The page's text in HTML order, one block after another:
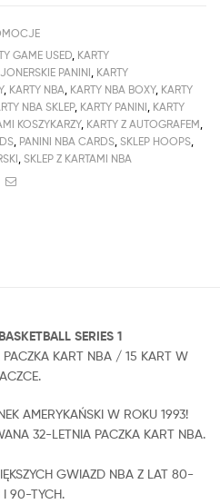
GAME USED, KARTY
PANINI, KARTY
, KARTY NBA, KARTY NBA BOXY, KARTY
NBA SKLEP, KARTY PANINI, KARTY
KOSZYKARZY, KARTY Z AUTOGRAFEM,
, PANINI NBA CARDS, SKLEP HOOPS,
, SKLEP Z KARTAMI NBA
Pinterest
Email
SERIES 1
PACZKA KART NBA / 15 KART W
AMERYKAŃSKI W ROKU 1993!
32-LETNIA PACZKA KART NBA.
GWIAZD NBA Z LAT 80-
I 90-TYCH.